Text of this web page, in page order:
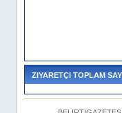
ZIYARETÇI TOPLAM